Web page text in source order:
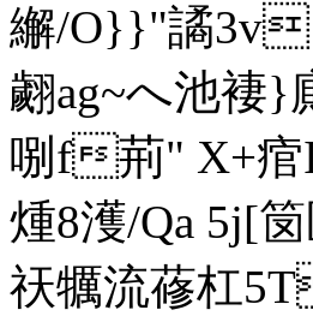
繲/O}}"譎
翽ag~へ池褄
哵f荊" X+
煄8濩/Qa 5j[
祆犡流蓚杠